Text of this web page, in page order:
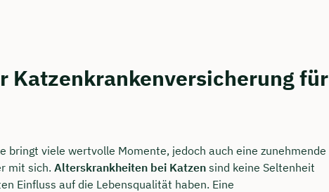
Katzenkrankenversicherung für
bringt viele wertvolle Momente, jedoch auch eine zunehmende
mit sich. Alterskrankheiten bei Katzen sind keine Seltenheit
Einfluss auf die Lebensqualität haben. Eine